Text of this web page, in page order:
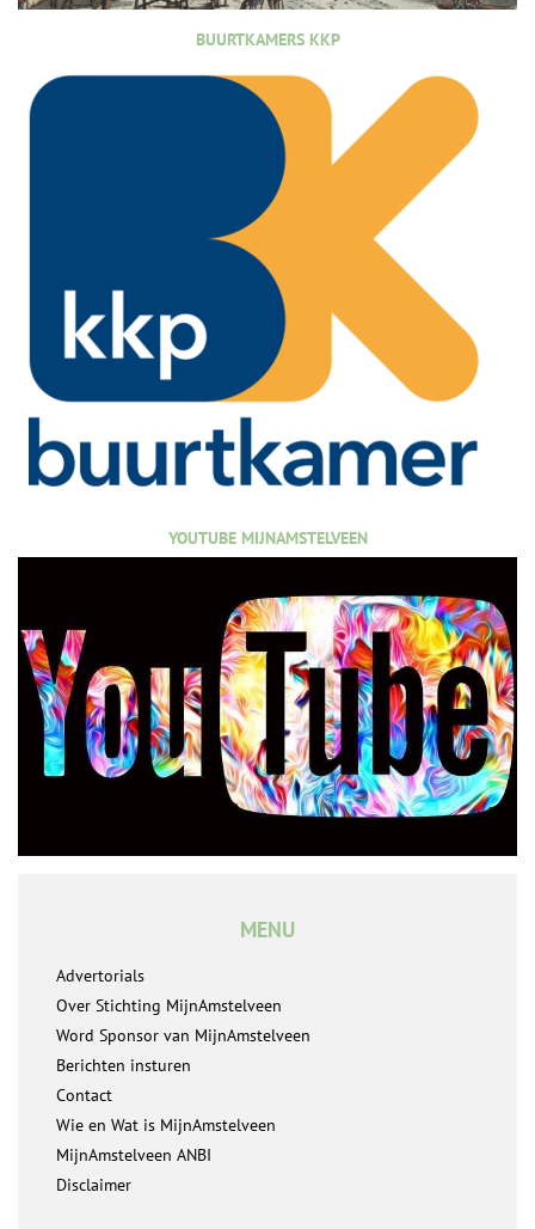
BUURTKAMERS KKP
YOUTUBE MIJNAMSTELVEEN
MENU
Advertorials
Over Stichting MijnAmstelveen
Word Sponsor van MijnAmstelveen
Berichten insturen
Contact
Wie en Wat is MijnAmstelveen
MijnAmstelveen ANBI
Disclaimer